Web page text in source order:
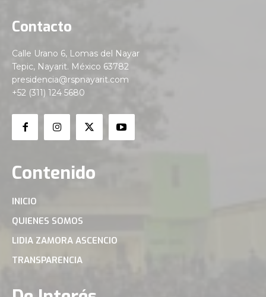
Contacto
Calle Urano 6, Lomas del Nayar
Tepic, Nayarit. México 63782
presidencia@rspnayarit.com
+52 (311) 124 5680
Contenido
INICIO
QUIENES SOMOS
LIDIA ZAMORA ASCENCIO
TRANSPARENCIA